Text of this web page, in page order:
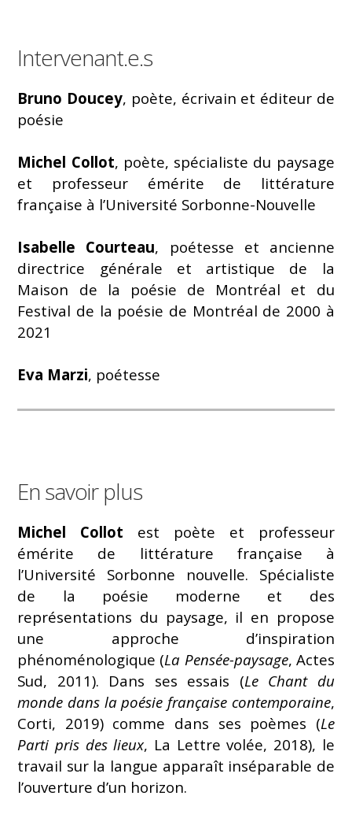
Intervenant.e.s
Bruno Doucey, poète, écrivain et éditeur de
poésie
Michel Collot, poète, spécialiste du paysage
et professeur émérite de littérature
française à l’Université Sorbonne-Nouvelle
Isabelle Courteau, poétesse et ancienne
directrice générale et artistique de la
Maison de la poésie de Montréal et du
Festival de la poésie de Montréal de 2000 à
2021
Eva Marzi, poétesse
En savoir plus
Michel Collot est poète et professeur
émérite de littérature française à
l’Université Sorbonne nouvelle. Spécialiste
de la poésie moderne et des
représentations du paysage, il en propose
une approche d’inspiration
phénoménologique (La Pensée-paysage, Actes
Sud, 2011). Dans ses essais (Le Chant du
monde dans la poésie française contemporaine,
Corti, 2019) comme dans ses poèmes (Le
Parti pris des lieux, La Lettre volée, 2018), le
travail sur la langue apparaît inséparable de
l’ouverture d’un horizon.